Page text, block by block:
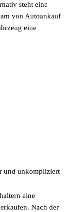
steht eine
von Autoankauf
eine
und unkompliziert
eine
Nach der